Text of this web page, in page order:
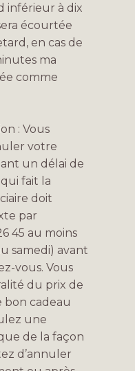
inférieur à dix
écourtée
en cas de
ma
comme
: Vous
votre
un délai de
fait la
doit
par
45 au moins
samedi) avant
vous. Vous
du prix de
bon cadeau
une
de la façon
d’annuler